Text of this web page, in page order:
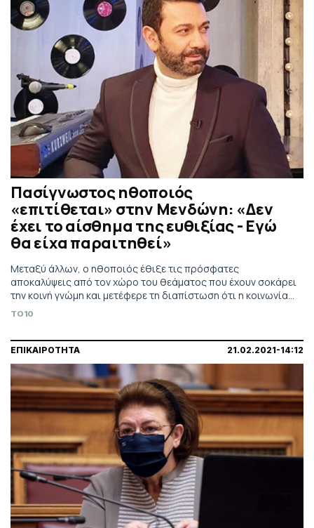
Πασίγνωστος ηθοποιός
«επιτίθεται» στην Μενδώνη: «Δεν
έχει το αίσθημα της ευθιξίας - Εγώ
θα είχα παραιτηθεί»
Μεταξύ άλλων, ο ηθοποιός έθιξε τις πρόσφατες
αποκαλύψεις από τον χώρο του θεάματος που έχουν σοκάρει
την κοινή γνώμη και μετέφερε τη διαπίστωση ότι η κοινωνία
δεν ήταν έτοιμη να υπερασπιστεί όλες αυτές τις γυναίκες που
TO10
ΕΠΙΚΑΙΡΟΤΗΤΑ 21.02.2021-14:12